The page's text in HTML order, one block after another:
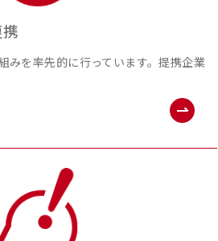
みを率先的に⾏っています。提携企業